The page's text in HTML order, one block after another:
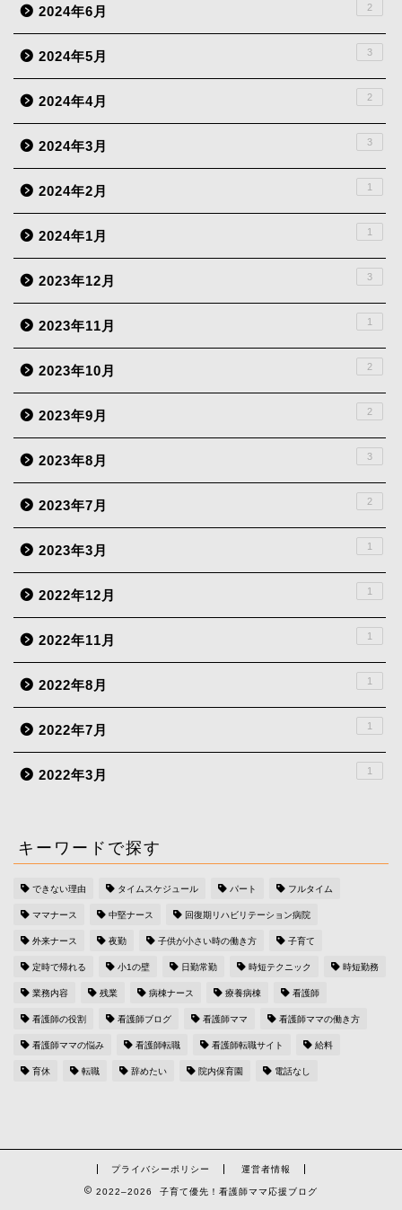
2024年6月 2
2024年5月 3
2024年4月 2
2024年3月 3
2024年2月 1
2024年1月 1
2023年12月 3
2023年11月 1
2023年10月 2
2023年9月 2
2023年8月 3
2023年7月 2
2023年3月 1
2022年12月 1
2022年11月 1
2022年8月 1
2022年7月 1
2022年3月 1
キーワードで探す
できない理由 タイムスケジュール パート フルタイム
ママナース 中堅ナース 回復期リハビリテーション病院
外来ナース 夜勤 子供が小さい時の働き方 子育て
定時で帰れる 小1の壁 日勤常勤 時短テクニック 時短勤務
業務内容 残業 病棟ナース 療養病棟 看護師
看護師の役割 看護師ブログ 看護師ママ 看護師ママの働き方
看護師ママの悩み 看護師転職 看護師転職サイト 給料
育休 転職 辞めたい 院内保育園 電話なし
プライバシーポリシー 運営者情報
2022–2026 子育て優先！看護師ママ応援ブログ